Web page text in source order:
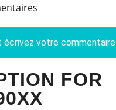
votre commentaire
FOR